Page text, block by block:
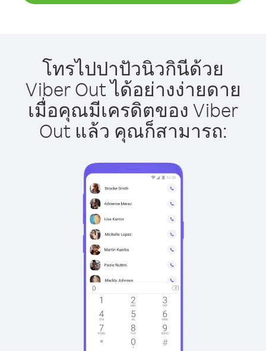
โทรไปปาปัวนิวกินีด้วย
Viber Out ได้อย่างง่ายดาย
เมื่อคุณมีเครดิตของ Viber
Out แล้ว คุณก็สามารถ: